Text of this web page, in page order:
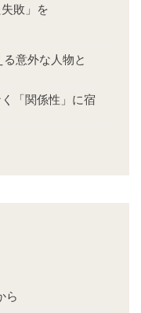
敗」を
意外な人物と
「関係性」に宿
ら